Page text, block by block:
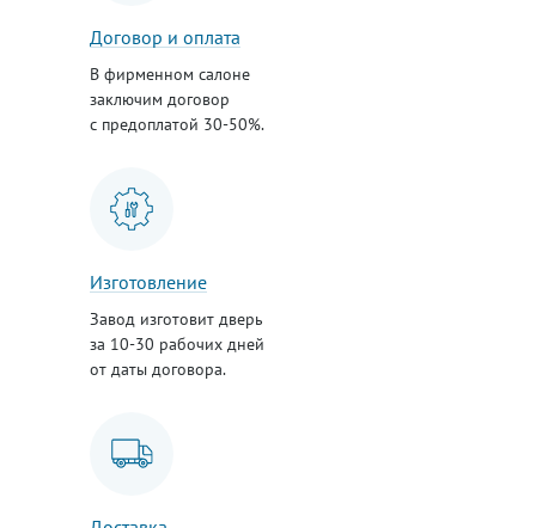
Договор и оплата
В фирменном салоне
заключим договор
с предоплатой 30-50%.
Изготовление
Завод изготовит дверь
за 10-30 рабочих дней
от даты договора.